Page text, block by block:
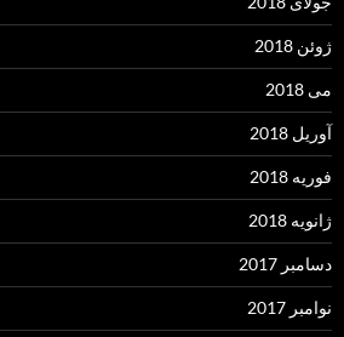
ژوئن 2018
می 2018
آوریل 2018
فوریه 2018
ژانویه 2018
دسامبر 2017
نوامبر 2017